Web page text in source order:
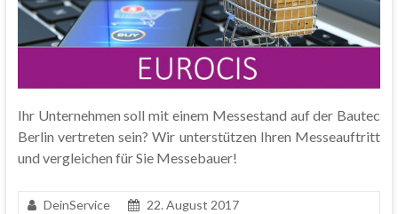
Ihr Unternehmen soll mit einem Messestand auf der Bautec
Berlin vertreten sein? Wir unterstützen Ihren Messeauftritt
und vergleichen für Sie Messebauer!
DeinService
22. August 2017